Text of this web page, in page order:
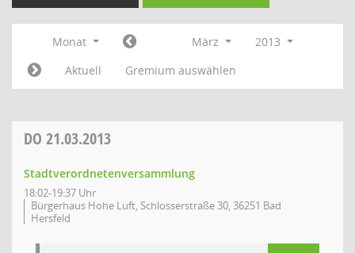
Monat März
2013
Aktuell
Gremium auswählen
DO 21.03.2013
Stadtverordnetenversammlung
18:02-19:37 Uhr
Bürgerhaus Hohe Luft, Schlosserstraße 30, 36251 Bad
Hersfeld